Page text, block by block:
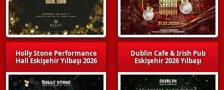
Holly Stone Performance
Hall Eskişehir Yılbaşı 2026
Dublin Cafe & Irish Pub
Eskişehir 2026 Yılbaşı